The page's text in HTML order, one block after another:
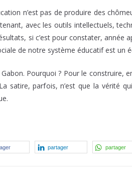
n’est pas de produire des
avec les outils intellectuels,
si c’est pour constater, année
de notre système éducatif est un
Gabon. Pourquoi ? Pour le construire,
satire, parfois, n’est que la vérité
partager partager